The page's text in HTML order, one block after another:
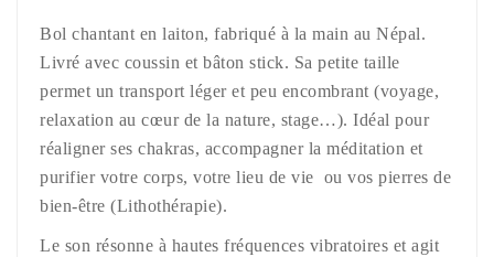
Bol chantant en laiton, fabriqué à la main au Népal.
Livré avec coussin et bâton stick. Sa petite taille
permet un transport léger et peu encombrant (voyage,
relaxation au cœur de la nature, stage…). Idéal pour
réaligner ses chakras, accompagner la méditation et
purifier votre corps, votre lieu de vie ou vos pierres de
bien-être (Lithothérapie).
Le son résonne à hautes fréquences vibratoires et agit